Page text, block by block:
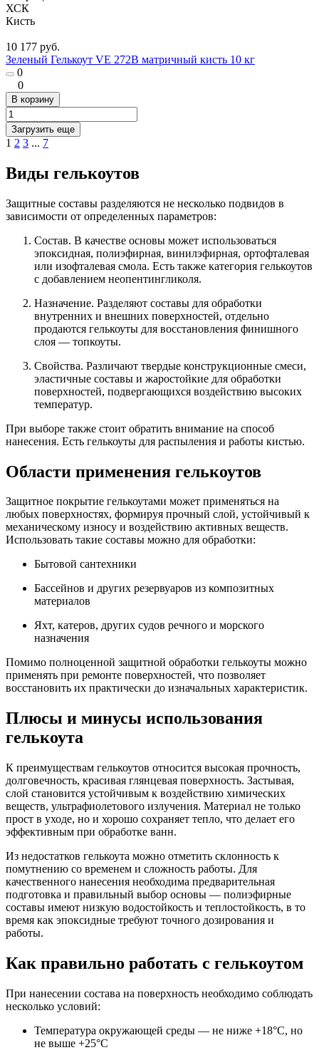
ХСК
Кисть
10 177 руб.
Зеленый Гелькоут VE 272B матричный кисть 10 кг
0
0
В корзину
Загрузить еще
1 2 3 ... 7
Виды гелькоутов
Защитные составы разделяются не несколько подвидов в
зависимости от определенных параметров:
Состав. В качестве основы может использоваться
эпоксидная, полиэфирная, винилэфирная, ортофталевая
или изофталевая смола. Есть также категория гелькоутов
с добавлением неопентингликоля.
Назначение. Разделяют составы для обработки
внутренних и внешних поверхностей, отдельно
продаются гелькоуты для восстановления финишного
слоя — топкоуты.
Свойства. Различают твердые конструкционные смеси,
эластичные составы и жаростойкие для обработки
поверхностей, подвергающихся воздействию высоких
температур.
При выборе также стоит обратить внимание на способ
нанесения. Есть гелькоуты для распыления и работы кистью.
Области применения гелькоутов
Защитное покрытие гелькоутами может применяться на
любых поверхностях, формируя прочный слой, устойчивый к
механическому износу и воздействию активных веществ.
Использовать такие составы можно для обработки:
Бытовой сантехники
Бассейнов и других резервуаров из композитных
материалов
Яхт, катеров, других судов речного и морского
назначения
Помимо полноценной защитной обработки гелькоуты можно
применять при ремонте поверхностей, что позволяет
восстановить их практически до изначальных характеристик.
Плюсы и минусы использования
гелькоута
К преимуществам гелькоутов относится высокая прочность,
долговечность, красивая глянцевая поверхность. Застывая,
слой становится устойчивым к воздействию химических
веществ, ультрафиолетового излучения. Материал не только
прост в уходе, но и хорошо сохраняет тепло, что делает его
эффективным при обработке ванн.
Из недостатков гелькоута можно отметить склонность к
помутнению со временем и сложность работы. Для
качественного нанесения необходима предварительная
подготовка и правильный выбор основы — полиэфирные
составы имеют низкую водостойкость и теплостойкость, в то
время как эпоксидные требуют точного дозирования и
работы.
Как правильно работать с гелькоутом
При нанесении состава на поверхность необходимо соблюдать
несколько условий:
Температура окружающей среды — не ниже +18°С, но
не выше +25°С